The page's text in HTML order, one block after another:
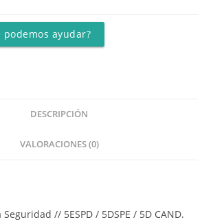
podemos ayudar?
DESCRIPCIÓN
VALORACIONES (0)
Seguridad // 5ESPD / 5DSPE / 5D CAND.